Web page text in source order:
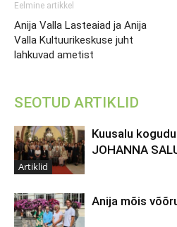
Eelmine artikkel
Anija Valla Lasteaiad ja Anija
Valla Kultuurikeskuse juht
lahkuvad ametist
SEOTUD ARTIKLID
Artiklid
Kuusalu
JOHANNA
Anija mõis